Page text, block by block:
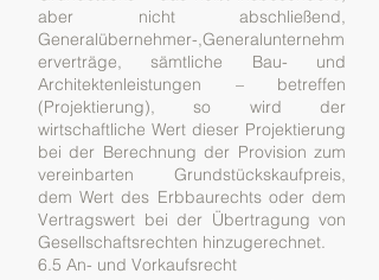
aber nicht abschließend,
Generalübernehmer-,Generalunternehm
erverträge, sämtliche Bau- und
Architektenleistungen – betreffen
(Projektierung), so wird der
wirtschaftliche Wert dieser Projektierung
bei der Berechnung der Provision zum
vereinbarten Grundstückskaufpreis,
dem Wert des Erbbaurechts oder dem
Vertragswert bei der Übertragung von
Gesellschaftsrechten hinzugerechnet.
6.5 An- und Vorkaufsrecht